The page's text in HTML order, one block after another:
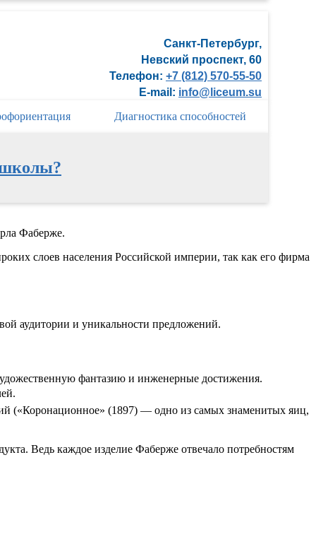
Санкт-Петербург,
Невский проспект, 60
Телефон: +7 (812) 570-55-50
E-mail: info@liceum.su
Диагностика способностей
школы?
Фаберже.
слоев населения Российской империи, так как его фирма
аудитории и уникальности предложений.
фантазию и инженерные достижения.
(«Коронационное» (1897) — одно из самых знаменитых яиц,
Ведь каждое изделие Фаберже отвечало потребностям